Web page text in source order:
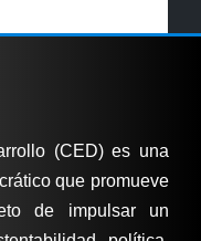
(CED) es una
que promueve
de impulsar un